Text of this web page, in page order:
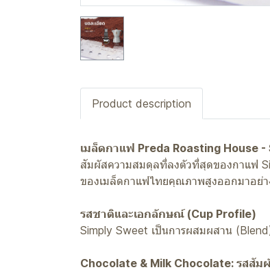
Product description
เมล็ดกาแฟ Preda Roasting House
สัมผัสความสมดุลที่ลงตัวที่สุดของกาแฟ
ของเมล็ดกาแฟไทยคุณภาพสูงออกมาอย่
รสชาติและเอกลักษณ์ (Cup Profile)
Simply Sweet เป็นการผสมผสาน
Chocolate & Milk Chocolate: รสสั